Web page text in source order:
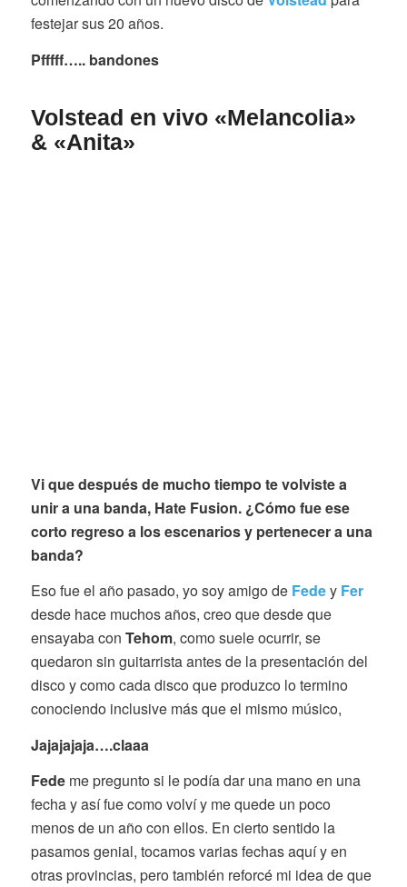
festejar sus 20 años.
Pfffff….. bandones
Volstead en vivo «Melancolia»
& «Anita»
Vi que después de mucho tiempo te volviste a
unir a una banda, Hate Fusion. ¿Cómo fue ese
corto regreso a los escenarios y pertenecer a una
banda?
Eso fue el año pasado, yo soy amigo de Fedey Fer
desde hace muchos años, creo que desde que
ensayaba con Tehom, como suele ocurrir, se
quedaron sin guitarrista antes de la presentación del
disco y como cada disco que produzco lo termino
conociendo inclusive más que el mismo músico,
Jajajajaja….claaa
Fedeme pregunto si le podía dar una mano en una
fecha y así fue como volví y me quede un poco
menos de un año con ellos. En cierto sentido la
pasamos genial, tocamos varias fechas aquí y en
otras provincias, pero también reforcé mi idea de que